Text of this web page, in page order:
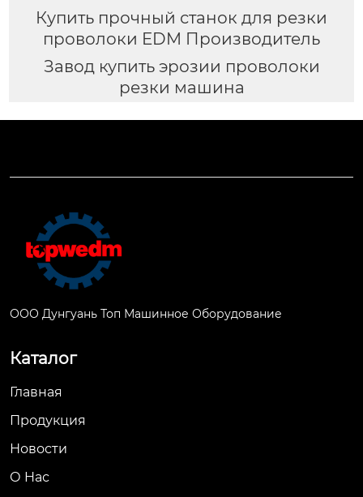
Купить прочный станок для резки
проволоки EDM Производитель
Завод купить эрозии проволоки
резки машина
ООО Дунгуань Топ Машинное Оборудование
Каталог
Главная
Продукция
Новости
О Hас